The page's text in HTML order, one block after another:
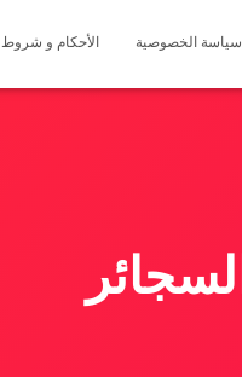
سياسة الخصوصية الأحكام و شروط